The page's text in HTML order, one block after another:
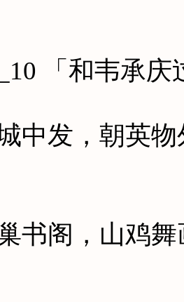
「和韦承庆
发，朝英物
阁，山鸡舞